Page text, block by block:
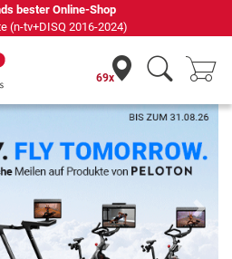
75 eigenen Servicetechnikern
69x
Next